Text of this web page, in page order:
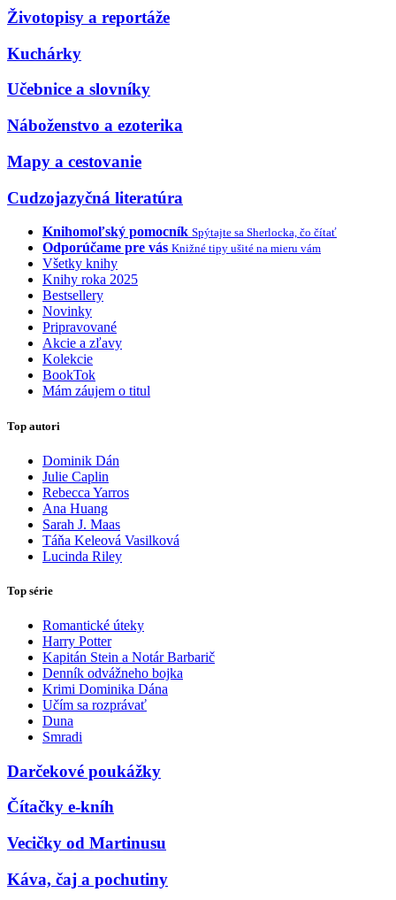
Životopisy a reportáže
Kuchárky
Učebnice a slovníky
Náboženstvo a ezoterika
Mapy a cestovanie
Cudzojazyčná literatúra
Knihomoľský pomocník Spýtajte sa Sherlocka, čo čítať
Odporúčame pre vás Knižné tipy ušité na mieru vám
Všetky knihy
Knihy roka 2025
Bestsellery
Novinky
Pripravované
Akcie a zľavy
Kolekcie
BookTok
Mám záujem o titul
Top autori
Dominik Dán
Julie Caplin
Rebecca Yarros
Ana Huang
Sarah J. Maas
Táňa Keleová Vasilková
Lucinda Riley
Top série
Romantické úteky
Harry Potter
Kapitán Stein a Notár Barbarič
Denník odvážneho bojka
Krimi Dominika Dána
Učím sa rozprávať
Duna
Smradi
Darčekové poukážky
Čítačky e-kníh
Vecičky od Martinusu
Káva, čaj a pochutiny